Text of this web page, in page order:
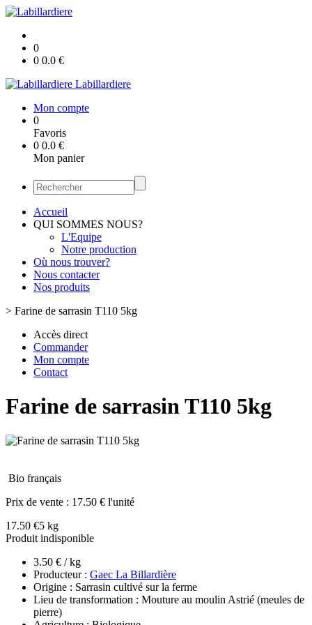
0
0 0.0 €
Labillardiere
Mon compte
0
Favoris
0 0.0 €
Mon panier
Accueil
QUI SOMMES NOUS?
L'Equipe
Notre production
Où nous trouver?
Nous contacter
Nos produits
> Farine de sarrasin T110 5kg
Accès direct
Commander
Mon compte
Contact
Farine de sarrasin T110 5kg
Bio français
Prix de vente : 17.50 € l'unité
17.50 €5 kg
Produit indisponible
3.50 € / kg
Producteur : Gaec La Billardière
Origine : Sarrasin cultivé sur la ferme
Lieu de transformation : Mouture au moulin Astrié (meules de
pierre)